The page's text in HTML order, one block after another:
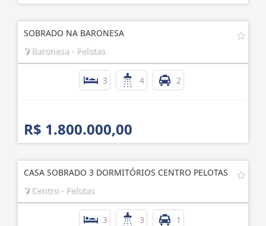
SOBRADO NA BARONESA
Baronesa - Pelotas
3 4 2
R$ 1.800.000,00
CASA SOBRADO 3 DORMITÓRIOS CENTRO PELOTAS
Centro - Pelotas
3 3 1